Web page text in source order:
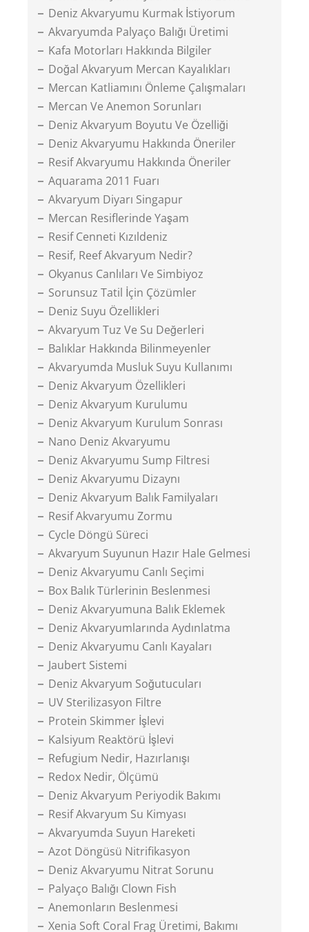
Deniz Akvaryumu Kurmak İstiyorum
Akvaryumda Palyaço Balığı Üretimi
Kafa Motorları Hakkında Bilgiler
Doğal Akvaryum Mercan Kayalıkları
Mercan Katliamını Önleme Çalışmaları
Mercan Ve Anemon Sorunları
Deniz Akvaryum Boyutu Ve Özelliği
Deniz Akvaryumu Hakkında Öneriler
Resif Akvaryumu Hakkında Öneriler
Aquarama 2011 Fuarı
Akvaryum Diyarı Singapur
Mercan Resiflerinde Yaşam
Resif Cenneti Kızıldeniz
Resif, Reef Akvaryum Nedir?
Okyanus Canlıları Ve Simbiyoz
Sorunsuz Tatil İçin Çözümler
Deniz Suyu Özellikleri
Akvaryum Tuz Ve Su Değerleri
Balıklar Hakkında Bilinmeyenler
Akvaryumda Musluk Suyu Kullanımı
Deniz Akvaryum Özellikleri
Deniz Akvaryum Kurulumu
Deniz Akvaryum Kurulum Sonrası
Nano Deniz Akvaryumu
Deniz Akvaryumu Sump Filtresi
Deniz Akvaryumu Dizaynı
Deniz Akvaryum Balık Familyaları
Resif Akvaryumu Zormu
Cycle Döngü Süreci
Akvaryum Suyunun Hazır Hale Gelmesi
Deniz Akvaryumu Canlı Seçimi
Box Balık Türlerinin Beslenmesi
Deniz Akvaryumuna Balık Eklemek
Deniz Akvaryumlarında Aydınlatma
Deniz Akvaryumu Canlı Kayaları
Jaubert Sistemi
Deniz Akvaryum Soğutucuları
UV Sterilizasyon Filtre
Protein Skimmer İşlevi
Kalsiyum Reaktörü İşlevi
Refugium Nedir, Hazırlanışı
Redox Nedir, Ölçümü
Deniz Akvaryum Periyodik Bakımı
Resif Akvaryum Su Kimyası
Akvaryumda Suyun Hareketi
Azot Döngüsü Nitrifikasyon
Deniz Akvaryumu Nitrat Sorunu
Palyaço Balığı Clown Fish
Anemonların Beslenmesi
Xenia Soft Coral Frag Üretimi, Bakımı